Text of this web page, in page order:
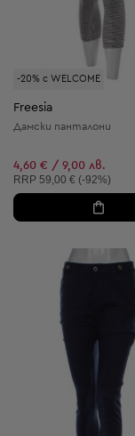
-20% с WELCOME
Freesia
Дамски панталони
4,60 € / 9,00 лв.
Препоръчителна цена:
RRP 59,00 € (-92%)